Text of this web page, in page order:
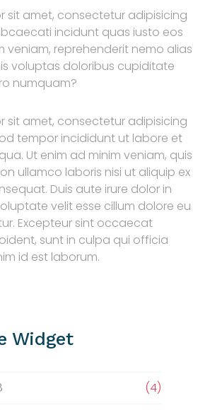
sit amet, consectetur adipisicing
incidunt quas iusto eos
veniam, reprehenderit nemo alias
voluptas doloribus cupiditate
numquam?
sit amet, consectetur adipisicing
tempor incididunt ut labore et
Ut enim ad minim veniam, quis
ullamco laboris nisi ut aliquip ex
Duis aute irure dolor in
velit esse cillum dolore eu
Excepteur sint occaecat
sunt in culpa qui officia
id est laborum.
Widget
(4)